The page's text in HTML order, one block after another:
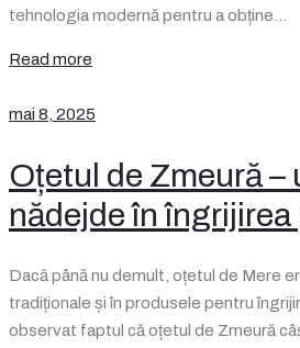
tehnologia modernă pentru a obține…
Read more
mai 8, 2025
Oțetul de Zmeură –
nădejde în îngrijirea
Dacă până nu demult, oțetul de Mere
tradiționale și în produsele pentru
observat faptul că oțetul de Zmeură